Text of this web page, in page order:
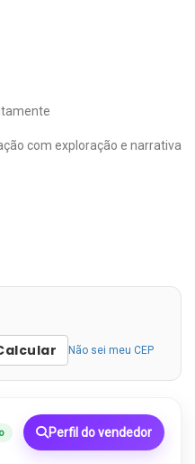
com exploração e narrativa
Não sei meu CEP
Perfil do vendedor